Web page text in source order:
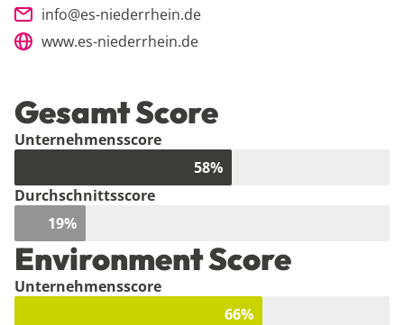
info@es-niederrhein.de
www.es-niederrhein.de
Gesamt Score
Unternehmensscore
58%
Durchschnittsscore
19%
Environment Score
Unternehmensscore
66%